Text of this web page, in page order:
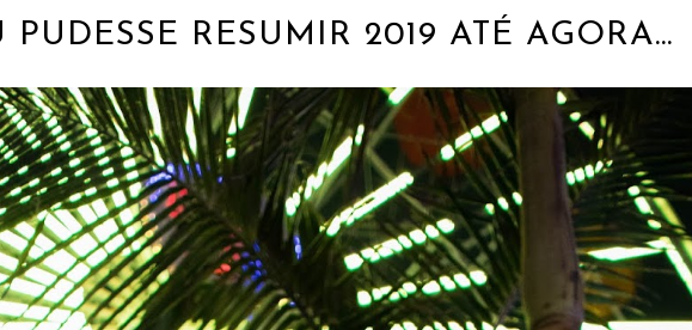
PUDESSE RESUMIR 2019 ATÉ AGORA...